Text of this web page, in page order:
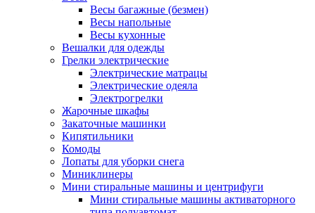
Весы багажные (безмен)
Весы напольные
Весы кухонные
Вешалки для одежды
Грелки электрические
Электрические матрацы
Электрические одеяла
Электрогрелки
Жарочные шкафы
Закаточные машинки
Кипятильники
Комоды
Лопаты для уборки снега
Миниклинеры
Мини стиральные машины и центрифуги
Мини стиральные машины активаторного